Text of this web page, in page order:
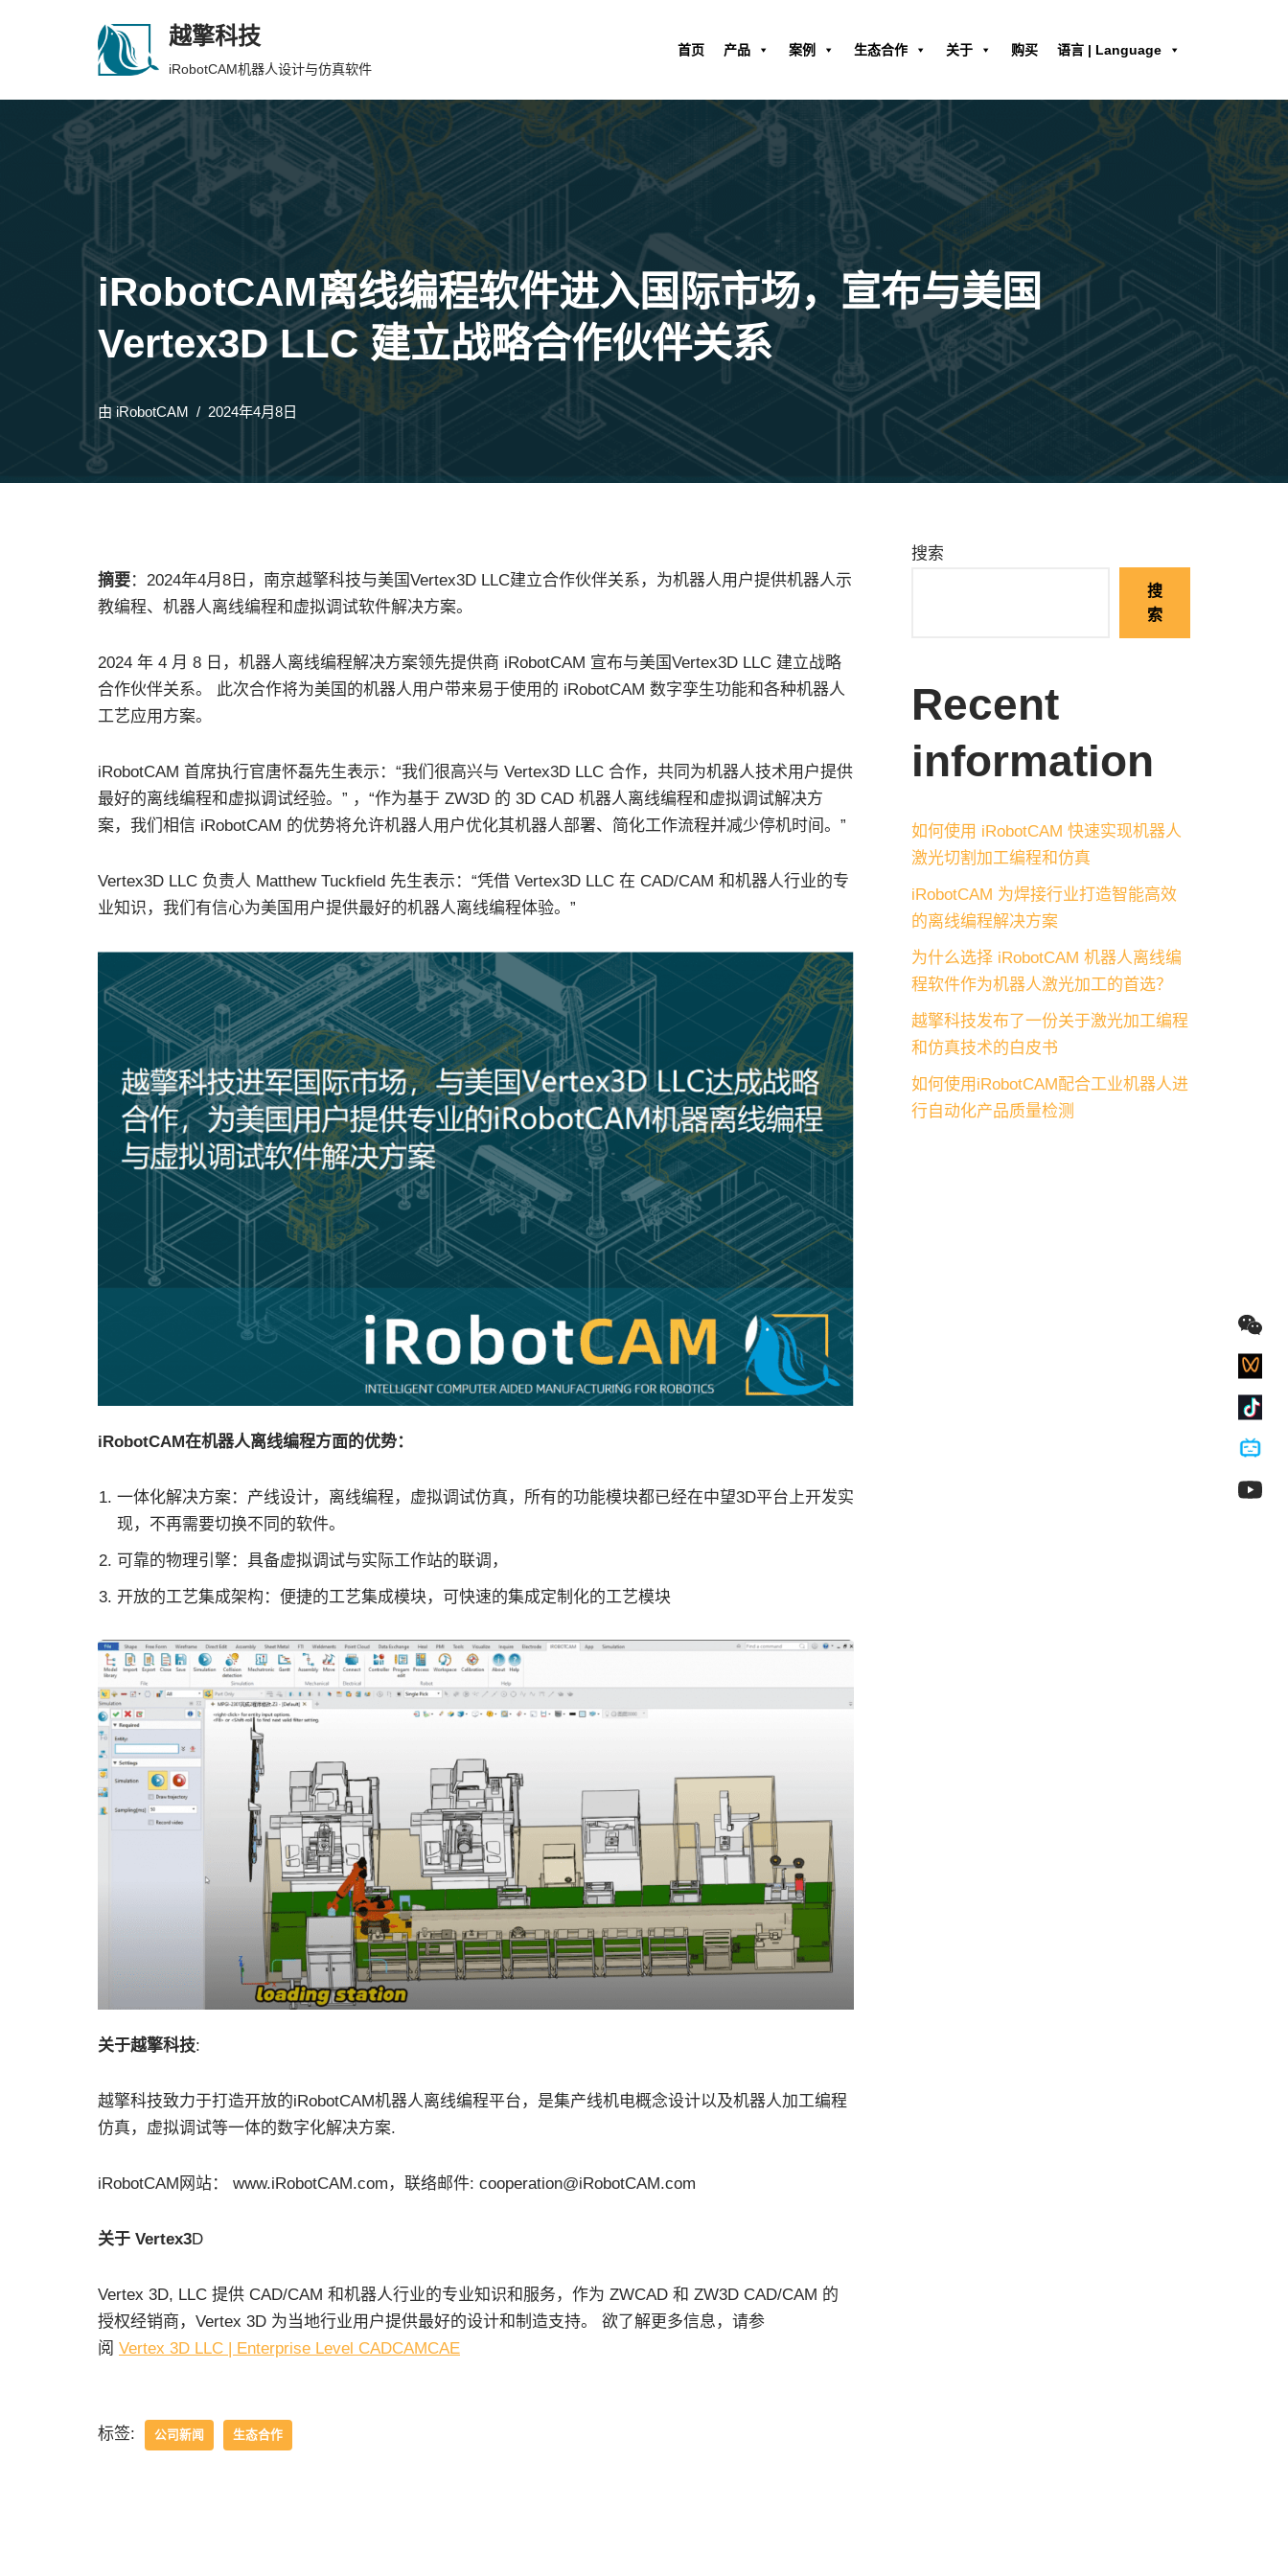
越擎科技
iRobotCAM机器人设计与仿真软件
首页 产品 案例 生态合作 关于 购买 语言 | Language
iRobotCAM离线编程软件进入国际市场，宣布与美国
Vertex3D LLC 建立战略合作伙伴关系
由 iRobotCAM 2024年4月8日
摘要：2024年4月8日，南京越擎科技与美国Vertex3D LLC建立合作伙伴关系，为机器人用户提供机器人示
教编程、机器人离线编程和虚拟调试软件解决方案。
2024 年 4 月 8 日，机器人离线编程解决方案领先提供商 iRobotCAM 宣布与美国Vertex3D LLC 建立战略
合作伙伴关系。 此次合作将为美国的机器人用户带来易于使用的 iRobotCAM 数字孪生功能和各种机器人
工艺应用方案。
iRobotCAM 首席执行官唐怀磊先生表示：“我们很高兴与 Vertex3D LLC 合作，共同为机器人技术用户提供
最好的离线编程和虚拟调试经验。” ，“作为基于 ZW3D 的 3D CAD 机器人离线编程和虚拟调试解决方
案，我们相信 iRobotCAM 的优势将允许机器人用户优化其机器人部署、简化工作流程并减少停机时间。”
Vertex3D LLC 负责人 Matthew Tuckfield 先生表示：“凭借 Vertex3D LLC 在 CAD/CAM 和机器人行业的专
业知识，我们有信心为美国用户提供最好的机器人离线编程体验。”
iRobotCAM在机器人离线编程方面的优势：
一体化解决方案：产线设计，离线编程，虚拟调试仿真，所有的功能模块都已经在中望3D平台上开发实
现，不再需要切换不同的软件。
可靠的物理引擎：具备虚拟调试与实际工作站的联调，
开放的工艺集成架构：便捷的工艺集成模块，可快速的集成定制化的工艺模块
关于越擎科技:
越擎科技致力于打造开放的iRobotCAM机器人离线编程平台，是集产线机电概念设计以及机器人加工编程
仿真，虚拟调试等一体的数字化解决方案.
iRobotCAM网站： www.iRobotCAM.com，联络邮件: cooperation@iRobotCAM.com
关于 Vertex3D
Vertex 3D, LLC 提供 CAD/CAM 和机器人行业的专业知识和服务，作为 ZWCAD 和 ZW3D CAD/CAM 的
授权经销商，Vertex 3D 为当地行业用户提供最好的设计和制造支持。 欲了解更多信息，请参
阅 Vertex 3D LLC | Enterprise Level CADCAMCAE
标签: 公司新闻 生态合作
搜索
搜
索
Recent
information
如何使用 iRobotCAM 快速实现机器人
激光切割加工编程和仿真
iRobotCAM 为焊接行业打造智能高效
的离线编程解决方案
为什么选择 iRobotCAM 机器人离线编
程软件作为机器人激光加工的首选？
越擎科技发布了一份关于激光加工编程
和仿真技术的白皮书
如何使用iRobotCAM配合工业机器人进
行自动化产品质量检测